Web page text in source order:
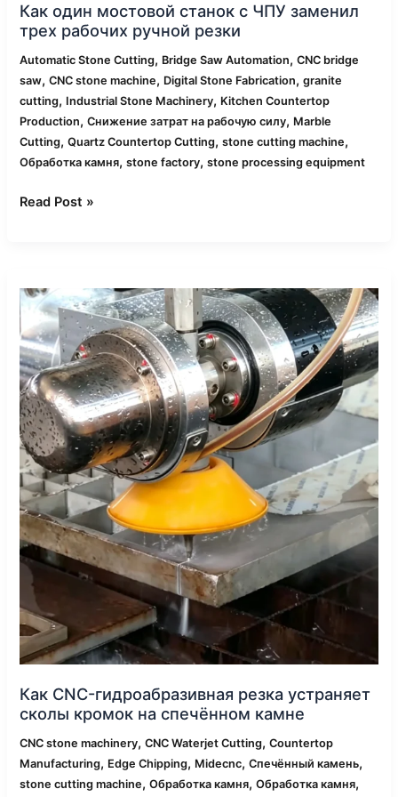
Как один мостовой станок с ЧПУ заменил
трех рабочих ручной резки
Automatic Stone Cutting, Bridge Saw Automation,CNC bridge
saw,CNC stone machine, Digital Stone Fabrication,granite
cutting, Industrial Stone Machinery, Kitchen Countertop
Production,Снижение затрат на рабочую силу, Marble
Cutting,Quartz Countertop Cutting,stone cutting machine,
Обработка камня,stone factory,stone processing equipment
Read Post »
Как CNC-гидроабразивная резка устраняет
сколы кромок на спечённом камне
CNC stone machinery,CNC Waterjet Cutting,Countertop
Manufacturing, Edge Chipping, Midecnc,Спечённый камень,
stone cutting machine,Обработка камня,Обработка камня,
CNC-
гидроабразивная
резка
устраняет
сколы
кромок
на
спечённом
камне